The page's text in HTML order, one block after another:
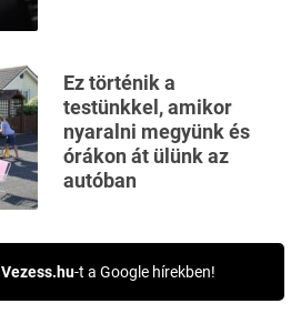
Ez történik a
testünkkel, amikor
nyaralni megyünk és
órákon át ülünk az
autóban
Vezess.hu-t a Google hírekben!